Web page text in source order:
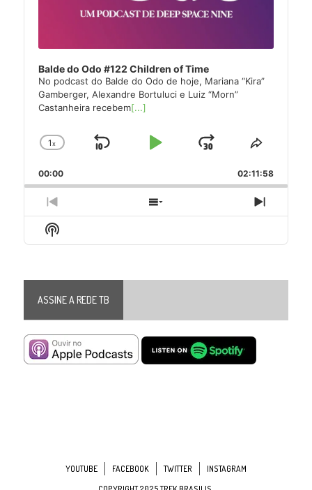
Balde do Odo #122 Children of Time
No podcast do Balde do Odo de hoje, Mariana “Kira”
Gamberger, Alexandre Bortuluci e Luiz “Morn”
Castanheira recebem[...]
Change
Rate
1x
Skip
Play
Jump
Forward
Share
Episode
00:00 02:11:58
Previous
Episode
Show
Episodes
Next
Episode
Show
Podcast
ASSINE A REDE TB
YOUTUBE FACEBOOK TWITTER
INSTAGRAM